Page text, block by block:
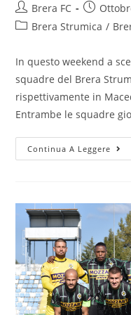
Brera FC
Brera Strumica /
In questo weekend a
squadre del Brera
rispettivamente in
Entrambe le squadre
Continua A Leggere